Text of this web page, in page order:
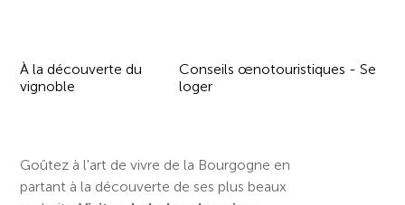
À la découverte du
vignoble
Conseils œnotouristiques - Se
loger
Goûtez à l'art de vivre de la Bourgogne en
partant à la découverte de ses plus beaux